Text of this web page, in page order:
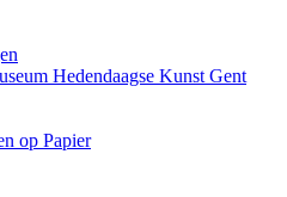
Hedendaagse Kunst Gent
op Papier